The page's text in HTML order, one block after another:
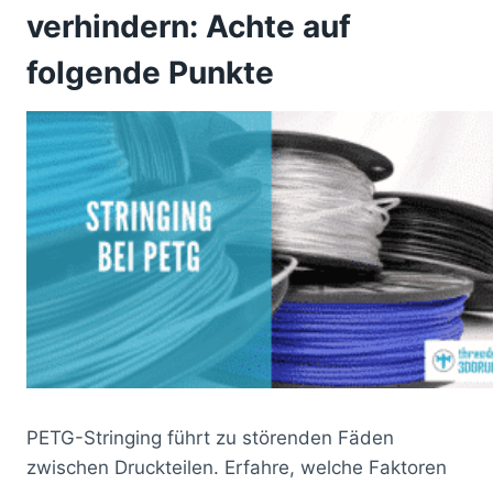
verhindern: Achte auf
folgende Punkte
PETG-Stringing führt zu störenden Fäden
zwischen Druckteilen. Erfahre, welche Faktoren